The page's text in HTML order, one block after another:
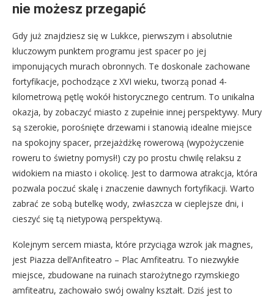
nie możesz przegapić
Gdy już znajdziesz się w Lukkce, pierwszym i absolutnie
kluczowym punktem programu jest spacer po jej
imponujących murach obronnych. Te doskonale zachowane
fortyfikacje, pochodzące z XVI wieku, tworzą ponad 4-
kilometrową pętlę wokół historycznego centrum. To unikalna
okazja, by zobaczyć miasto z zupełnie innej perspektywy. Mury
są szerokie, porośnięte drzewami i stanowią idealne miejsce
na spokojny spacer, przejażdżkę rowerową (wypożyczenie
roweru to świetny pomysł!) czy po prostu chwilę relaksu z
widokiem na miasto i okolicę. Jest to darmowa atrakcja, która
pozwala poczuć skalę i znaczenie dawnych fortyfikacji. Warto
zabrać ze sobą butelkę wody, zwłaszcza w cieplejsze dni, i
cieszyć się tą nietypową perspektywą.
Kolejnym sercem miasta, które przyciąga wzrok jak magnes,
jest Piazza dell’Anfiteatro – Plac Amfiteatru. To niezwykłe
miejsce, zbudowane na ruinach starożytnego rzymskiego
amfiteatru, zachowało swój owalny kształt. Dziś jest to